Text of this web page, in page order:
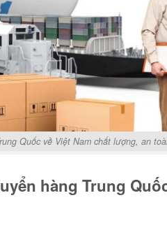
Quốc về Việt Nam chất lượng, an
hàng Trung